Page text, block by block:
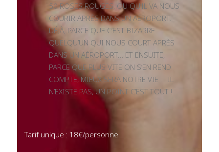
50 ROSES ROUGES, OU QU’IL VA NOUS
COURIR APRÈS DANS UN AÉROPORT.
DÉJÀ, PARCE QUE C’EST BIZARRE
QUELQU’UN QUI NOUS COURT APRÈS
DANS UN AÉROPORT… ET ENSUITE,
PARCE QUE PLUS VITE ON S’EN REND
COMPTE, MIEUX SERA NOTRE VIE … IL
N’EXISTE PAS, UN POINT C’EST TOUT !
Tarif unique : 18€/personne